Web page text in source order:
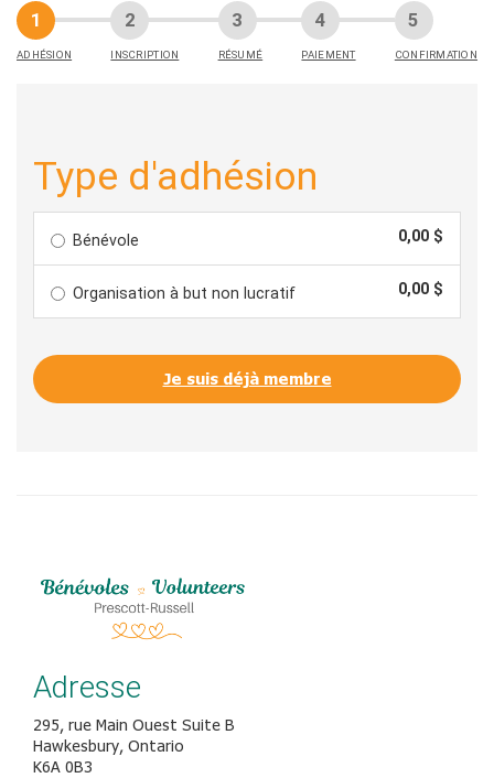
ADHÉSION INSCRIPTION RÉSUMÉ PAIEMENT CONFIRMATION
Type d'adhésion
0,00 $
Bénévole
0,00 $
Organisation à but non lucratif
Je suis déjà membre
Adresse
295, rue Main Ouest Suite B
Hawkesbury, Ontario
K6A 0B3